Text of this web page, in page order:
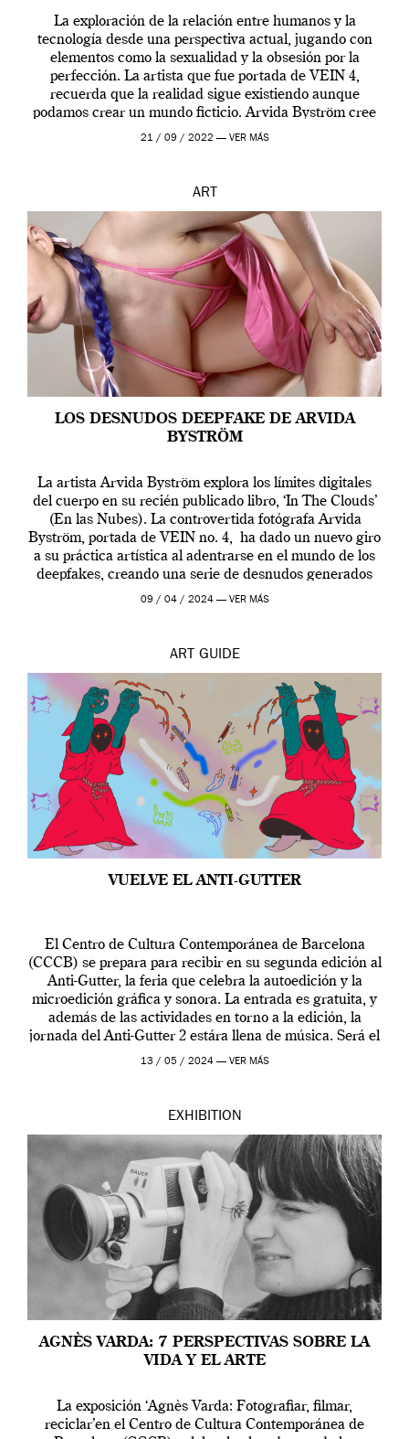
La exploración de la relación entre humanos y la
tecnología desde una perspectiva actual, jugando con
elementos como la sexualidad y la obsesión por la
perfección. La artista que fue portada de VEIN 4,
recuerda que la realidad sigue existiendo aunque
podamos crear un mundo ficticio. Arvida Byström cree
que los humanos tienen un complejo […]
21 / 09 / 2022 — VER MÁS
ART
LOS DESNUDOS DEEPFAKE DE ARVIDA
BYSTRÖM
La artista Arvida Byström explora los límites digitales
del cuerpo en su recién publicado libro, ‘In The Clouds’
(En las Nubes). La controvertida fotógrafa Arvida
Byström, portada de VEIN no. 4, ha dado un nuevo giro
a su práctica artística al adentrarse en el mundo de los
deepfakes, creando una serie de desnudos generados
por […]
09 / 04 / 2024 — VER MÁS
ART GUIDE
VUELVE EL ANTI-GUTTER
El Centro de Cultura Contemporánea de Barcelona
(CCCB) se prepara para recibir en su segunda edición al
Anti-Gutter, la feria que celebra la autoedición y la
microedición gráfica y sonora. La entrada es gratuita, y
además de las actividades en torno a la edición, la
jornada del Anti-Gutter 2 estára llena de música. Será el
[…]
13 / 05 / 2024 — VER MÁS
EXHIBITION
AGNÈS VARDA: 7 PERSPECTIVAS SOBRE LA
VIDA Y EL ARTE
La exposición ‘Agnès Varda: Fotografiar, filmar,
reciclar’en el Centro de Cultura Contemporánea de